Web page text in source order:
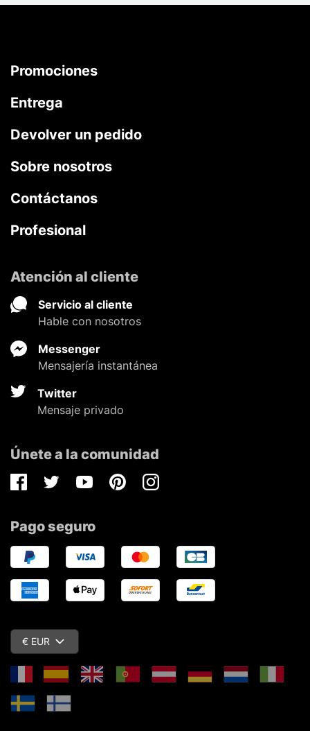
Promociones
Entrega
Devolver un pedido
Sobre nosotros
Contáctanos
Profesional
Atención al cliente
Servicio al cliente
Hable con nosotros
Messenger
Mensajería instantánea
Twitter
Mensaje privado
Únete a la comunidad
FacebookTwitterYoutubePinterestInstagram
Pago seguro
€ EUR